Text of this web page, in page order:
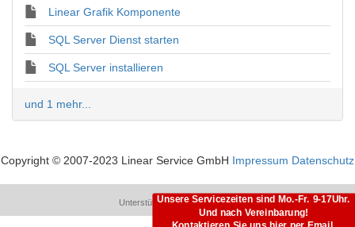
Linear Grafik Komponente
SQL Server Dienst starten
SQL Server installieren
und 1 mehr...
Copyright © 2007-2023 Linear Service GmbH Impressum Datenschutz
Unterstützt von LiveAgent
Unsere Servicezeiten sind Mo.-Fr. 9-17Uhr.
Und nach Vereinbarung!